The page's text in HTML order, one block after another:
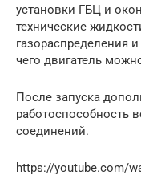
установки ГБЦ и
технические
газораспределения
чего двигатель
После запуска
работоспособность
соединений.
https://youtube.com/